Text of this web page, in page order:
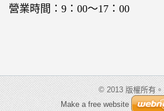
營業時間：9：00～17：00
© 2013 版權所有。
Make a free website